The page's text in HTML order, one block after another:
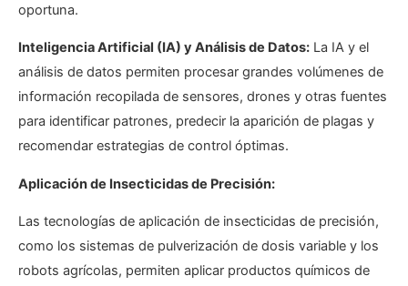
oportuna.
Inteligencia Artificial (IA) y Análisis de Datos: La IA y el
análisis de datos permiten procesar grandes volúmenes de
información recopilada de sensores, drones y otras fuentes
para identificar patrones, predecir la aparición de plagas y
recomendar estrategias de control óptimas.
Aplicación de Insecticidas de Precisión:
Las tecnologías de aplicación de insecticidas de precisión,
como los sistemas de pulverización de dosis variable y los
robots agrícolas, permiten aplicar productos químicos de